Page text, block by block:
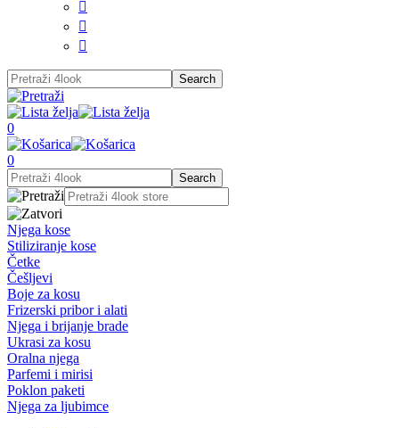



0
0
Njega kose
Stiliziranje kose
Četke
Češljevi
Boje za kosu
Frizerski pribor i alati
Njega i brijanje brade
Ukrasi za kosu
Oralna njega
Parfemi i mirisi
Poklon paketi
Njega za ljubimce